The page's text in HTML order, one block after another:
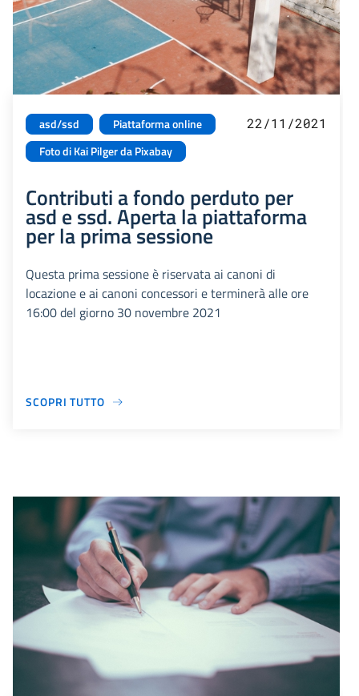
asd/ssd
Piattaforma online
Foto di Kai Pilger da Pixabay
22/11/2021
Contributi a fondo perduto per
asd e ssd. Aperta la piattaforma
per la prima sessione
Questa prima sessione è riservata ai canoni di
locazione e ai canoni concessori e terminerà alle ore
16:00 del giorno 30 novembre 2021
SCOPRI TUTTO